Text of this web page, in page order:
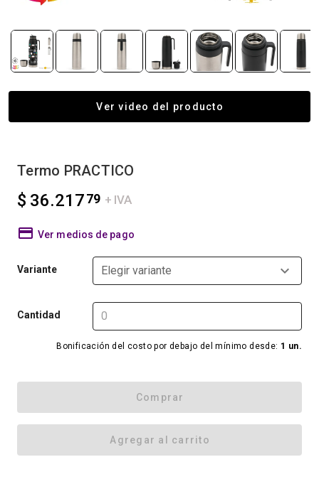
Ver video del producto
Termo PRACTICO
$ 36.21779 + IVA
Ver medios de pago
Variante Elegir variante
Cantidad
Bonificación del costo por debajo del mínimo desde: 1 un.
Comprar
Agregar al carrito